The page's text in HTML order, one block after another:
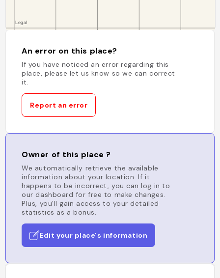
An error on this place?
If you have noticed an error regarding this
place, please let us know so we can correct
it.
Report an error
Owner of this place ?
We automatically retrieve the available
information about your location. If it
happens to be incorrect, you can log in to
our dashboard for free to make changes.
Plus, you'll gain access to your detailed
statistics as a bonus.
Edit your place's information